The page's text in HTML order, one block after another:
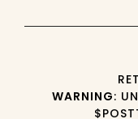
WARNING: